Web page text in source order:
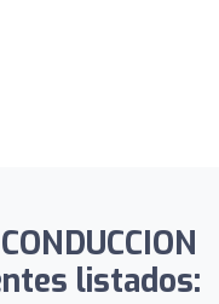
listados: